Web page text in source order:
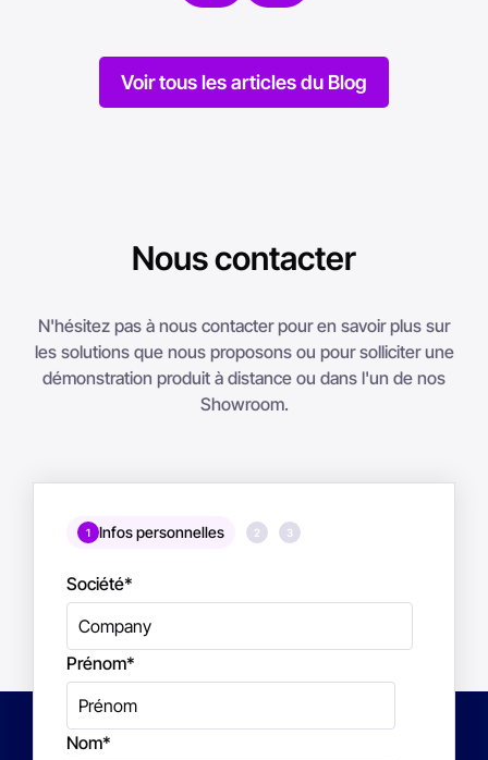
Voir tous les articles du Blog
Nous contacter
N'hésitez pas à nous contacter pour en savoir plus sur
les solutions que nous proposons ou pour solliciter une
démonstration produit à distance ou dans l'un de nos
Showroom.
1 Infos personnelles 2 3
Société*
Prénom*
Nom*